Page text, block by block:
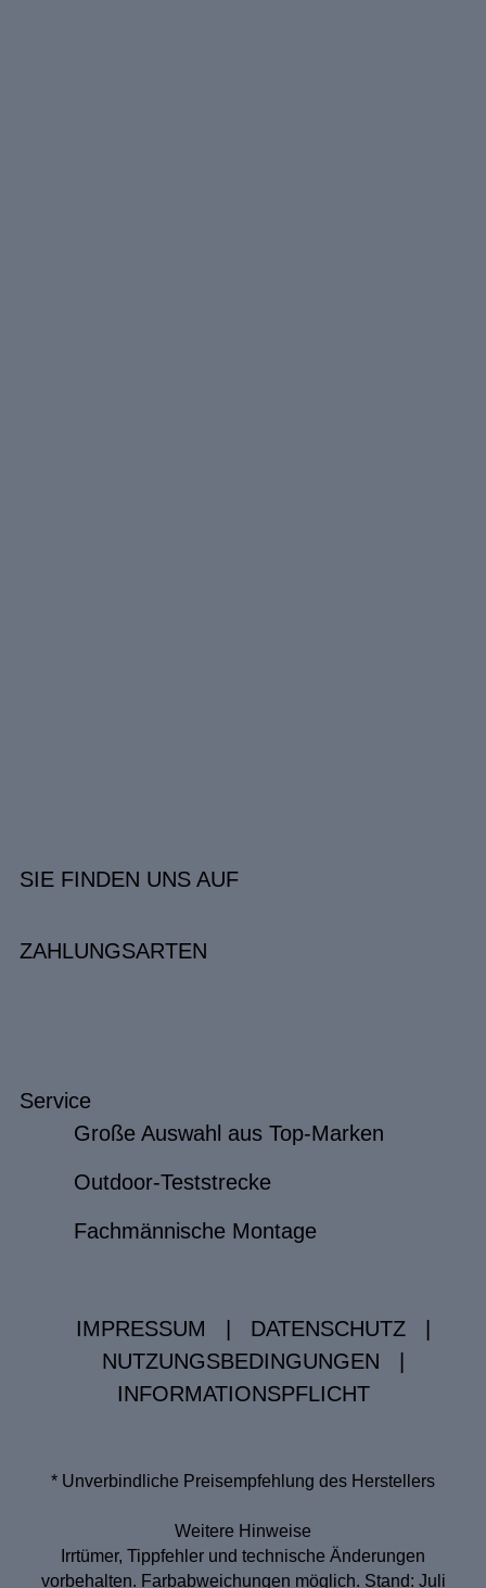
SIE FINDEN UNS AUF
ZAHLUNGSARTEN
Service
Große Auswahl aus Top-Marken
Outdoor-Teststrecke
Fachmännische Montage
IMPRESSUM DATENSCHUTZ
NUTZUNGSBEDINGUNGEN
INFORMATIONSPFLICHT
* Unverbindliche Preisempfehlung des Herstellers
Weitere Hinweise
Irrtümer, Tippfehler und technische Änderungen
vorbehalten. Farbabweichungen möglich. Stand: Juli